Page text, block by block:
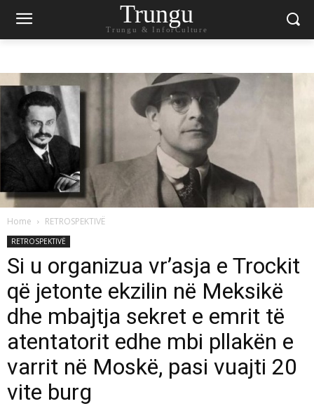
Trungu
Trungu & InforCulture
Home RETROSPEKTIVË
RETROSPEKTIVË
Si u organizua vr’asja e Trockit
që jetonte ekzilin në Meksikë
dhe mbajtja sekret e emrit të
atentatorit edhe mbi pllakën e
varrit në Moskë, pasi vuajti 20
vite burg